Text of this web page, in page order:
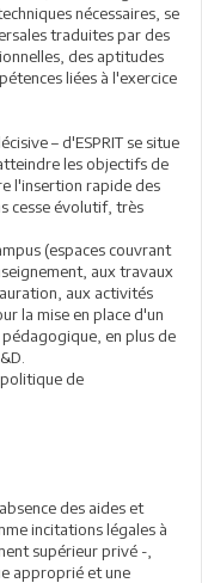
nécessaires, se
traduites par des
des aptitudes
liées à l'exercice
– d'ESPRIT se situe
les objectifs de
l'insertion rapide des
cesse évolutif, très
(espaces couvrant
aux travaux
aux activités
la mise en place d'un
en plus de
de
des aides et
incitations légales à
supérieur privé -,
approprié et une